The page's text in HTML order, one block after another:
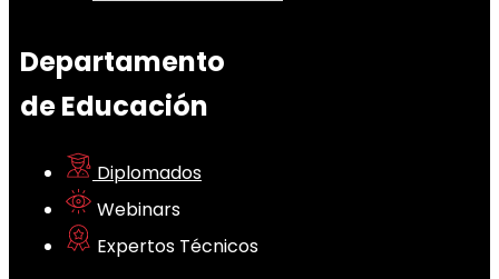
Departamento
de Educación
Diplomados
Webinars
Expertos Técnicos